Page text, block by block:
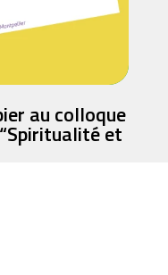
au colloque
et